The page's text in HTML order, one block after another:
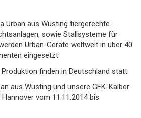
Urban aus Wüsting tiergerechte
sowie Stallsysteme für
Urban-Geräte weltweit in über 40
eingesetzt.
finden in Deutschland statt.
aus Wüsting und unsere GFK-Kälber
vom 11.11.2014 bis